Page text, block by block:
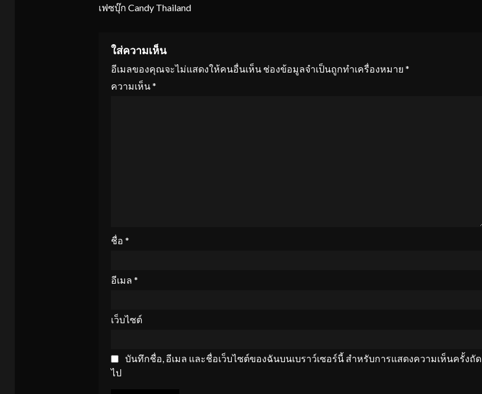
เฟซบุ๊ก Candy Thailand
ใส่ความเห็น
อีเมลของคุณจะไม่แสดงให้คนอื่นเห็น ช่องข้อมูลจำเป็นถูกทำเครื่องหมาย *
ความเห็น*
ชื่อ *
อีเมล *
เว็บไซต์
บันทึกชื่อ, อีเมล และชื่อเว็บไซต์ของฉันบนเบราว์เซอร์นี้ สำหรับการแสดงความเห็นครั้งถัด
ไป